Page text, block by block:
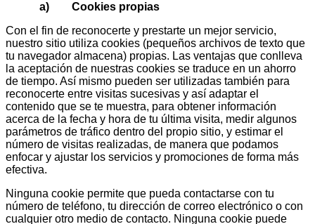
a) Cookies propias
Con el fin de reconocerte y prestarte un mejor servicio,
nuestro sitio utiliza cookies (pequeños archivos de texto que
tu navegador almacena) propias. Las ventajas que conlleva
la aceptación de nuestras cookies se traduce en un ahorro
de tiempo. Así mismo pueden ser utilizadas también para
reconocerte entre visitas sucesivas y así adaptar el
contenido que se te muestra, para obtener información
acerca de la fecha y hora de tu última visita, medir algunos
parámetros de tráfico dentro del propio sitio, y estimar el
número de visitas realizadas, de manera que podamos
enfocar y ajustar los servicios y promociones de forma más
efectiva.
Ninguna cookie permite que pueda contactarse con tu
número de teléfono, tu dirección de correo electrónico o con
cualquier otro medio de contacto. Ninguna cookie puede